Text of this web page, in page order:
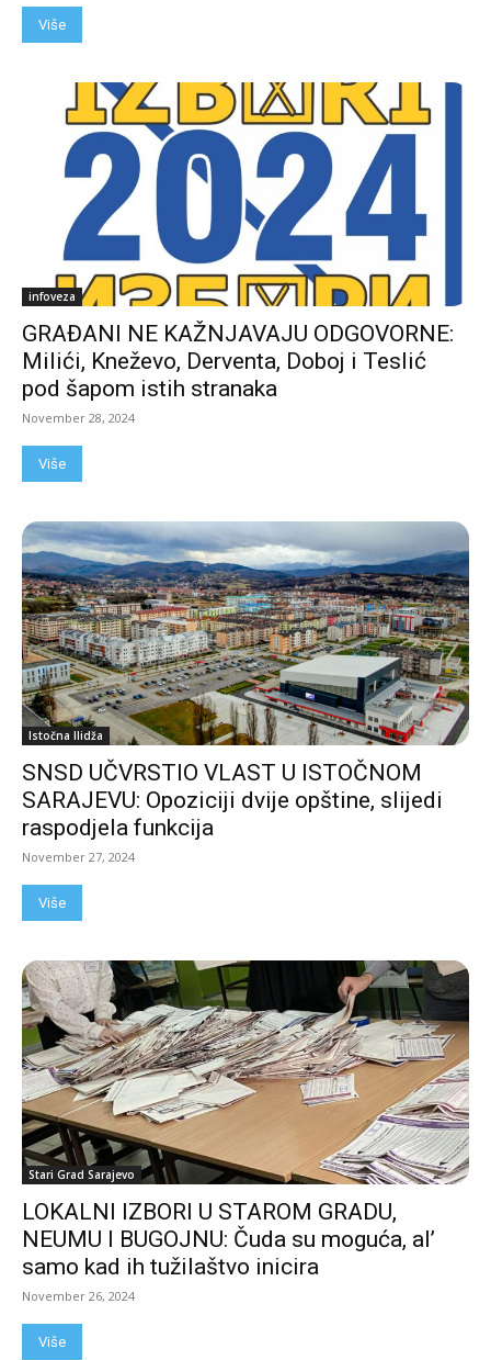
Više
infoveza
GRAĐANI NE KAŽNJAVAJU ODGOVORNE:
Milići, Kneževo, Derventa, Doboj i Teslić
pod šapom istih stranaka
November 28, 2024
Više
Istočna Ilidža
SNSD UČVRSTIO VLAST U ISTOČNOM
SARAJEVU: Opoziciji dvije opštine, slijedi
raspodjela funkcija
November 27, 2024
Više
Stari Grad Sarajevo
LOKALNI IZBORI U STAROM GRADU,
NEUMU I BUGOJNU: Čuda su moguća, al’
samo kad ih tužilaštvo inicira
November 26, 2024
Više